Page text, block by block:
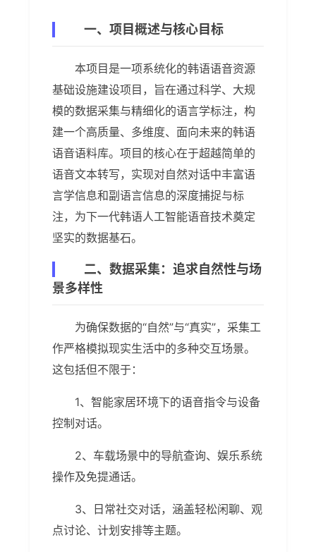
一、项目概述与核心目标
本项目是一项系统化的韩语语音资源
基础设施建设项目，旨在通过科学、大规
模的数据采集与精细化的语言学标注，构
建一个高质量、多维度、面向未来的韩语
语音语料库。项目的核心在于超越简单的
语音文本转写，实现对自然对话中丰富语
言学信息和副语言信息的深度捕捉与标
注，为下一代韩语人工智能语音技术奠定
坚实的数据基石。
二、数据采集：追求自然性与场
景多样性
为确保数据的“自然”与“真实”，采集工
作严格模拟现实生活中的多种交互场景。
这包括但不限于：
1、智能家居环境下的语音指令与设备
控制对话。
2、车载场景中的导航查询、娱乐系统
操作及免提通话。
3、日常社交对话，涵盖轻松闲聊、观
点讨论、计划安排等主题。